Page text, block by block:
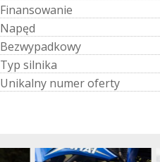
Finansowanie
Napęd
Bezwypadkowy
Typ silnika
Unikalny numeroferty